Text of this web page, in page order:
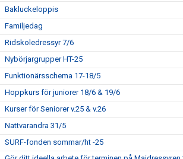
Bakluckeloppis
Familjedag
Ridskoledressyr 7/6
Nybörjargrupper HT-25
Funktionärsschema 17-18/5
Hoppkurs för juniorer 18/6 & 19/6
Kurser för Seniorer v.25 & v.26
Nattvarandra 31/5
SURF-fonden sommar/ht -25